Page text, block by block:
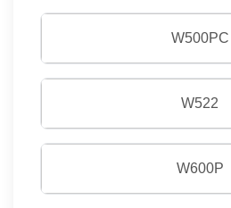
W500PC
W522
W600P